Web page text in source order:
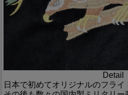
Detail
日本で初めてオリジナルのフライ